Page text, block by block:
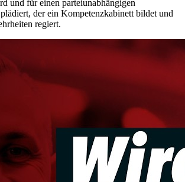
und für einen parteiunabhängigen
der ein Kompetenzkabinett bildet und
regiert.